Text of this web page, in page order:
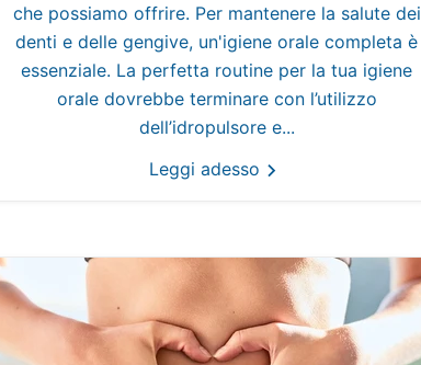
che possiamo offrire. Per mantenere la salute dei
denti e delle gengive, un'igiene orale completa è
essenziale. La perfetta routine per la tua igiene
orale dovrebbe terminare con l’utilizzo
dell’idropulsore e...
Leggi adesso